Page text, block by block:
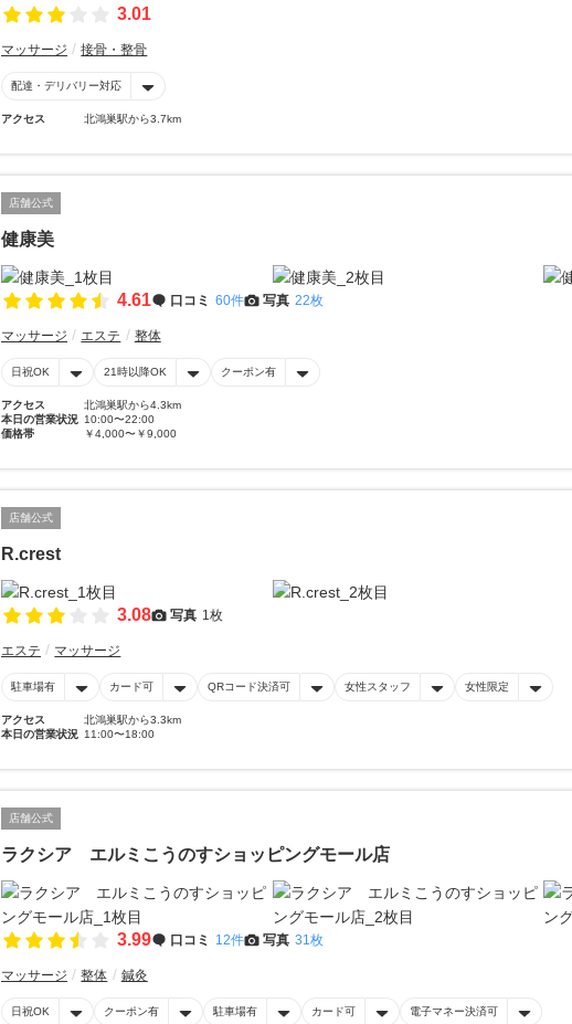
3.01
マッサージ 接骨・整骨
配達・デリバリー対応
アクセス 北鴻巣駅から3.7km
店舗公式
健康美
4.61 口コミ 60件 写真 22枚
マッサージ エステ 整体
日祝OK 21時以降OK クーポン有
アクセス
北鴻巣駅から4.3km
本日の営業状況 10:00〜22:00
価格帯
￥4,000〜￥9,000
店舗公式
R.crest
3.08 写真 1枚
エステ マッサージ
駐車場有 カード可 QRコード決済可 女性スタッフ 女性限定
アクセス
北鴻巣駅から3.3km
本日の営業状況 11:00〜18:00
店舗公式
ラクシア エルミこうのすショッピングモール店
3.99 口コミ 12件 写真 31枚
マッサージ 整体 鍼灸
日祝OK クーポン有 駐車場有 カード可 電子マネー決済可